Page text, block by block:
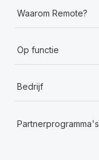
Waarom Remote?
Op functie
Bedrijf
Partnerprogramma's